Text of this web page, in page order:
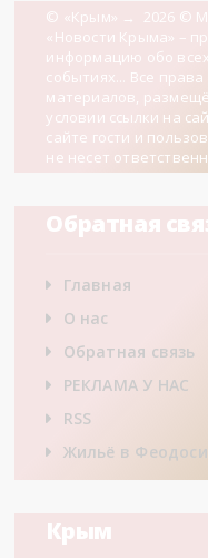
© «Крым» → 2026 ©
«Новости Крыма» –
информацию обо
событиях... Все
материалов,
условии ссылки на
сайте гости и
не несет
Обратная
Главная
О нас
Обратная связь
РЕКЛАМА У НАС
RSS
Жильё в
Крым